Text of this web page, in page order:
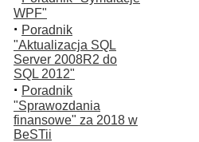
WPF"
· Poradnik
"Aktualizacja SQL
Server 2008R2 do
SQL 2012"
· Poradnik
"Sprawozdania
finansowe" za 2018 w
BeSTii